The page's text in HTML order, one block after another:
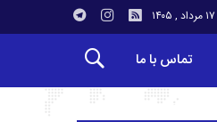
تماس با ما